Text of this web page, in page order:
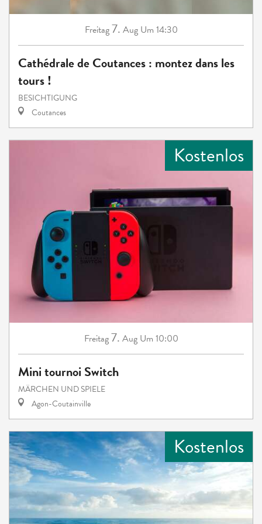
Freitag7. Aug Um 14:30
Cathédrale de Coutances : montez dans les
tours !
BESICHTIGUNG
Coutances
Kostenlos
Freitag7. Aug Um 10:00
Mini tournoi Switch
MÄRCHEN UND SPIELE
Agon-Coutainville
Kostenlos